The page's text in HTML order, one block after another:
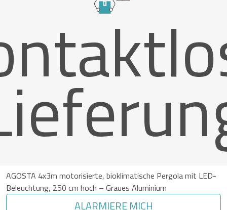
AGOSTA 4x3m motorisierte, bioklimatische Pergola mit LED-
Beleuchtung, 250 cm hoch – Graues Aluminium
ALARMIERE MICH